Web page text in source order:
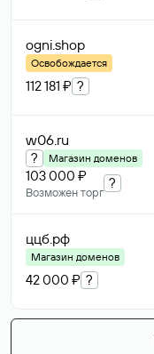
ogni.shop
Освобождается
112 181 ₽ ?
w06.ru
? Магазин доменов
103 000 ₽
Возможен торг
?
ццб.рф
Магазин доменов
42 000 ₽ ?